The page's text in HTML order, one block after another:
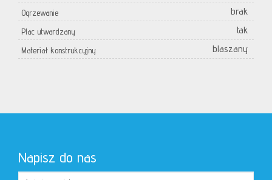
Ogrzewanie brak
Plac utwardzany tak
Materiał konstrukcyjny blaszany
Napisz do nas